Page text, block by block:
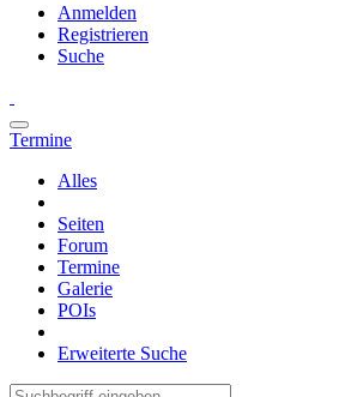
Anmelden
Registrieren
Suche
Termine
Alles
Seiten
Forum
Termine
Galerie
POIs
Erweiterte Suche